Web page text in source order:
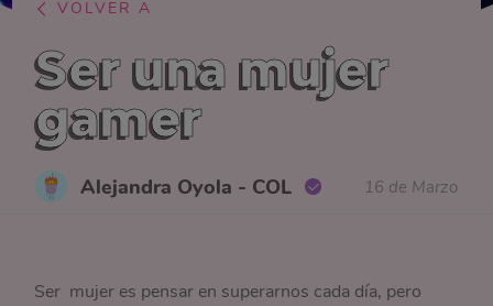
VOLVER A
Ser una mujer
gamer
Alejandra Oyola - COL 16 de Marzo
Ser mujer es pensar en superarnos cada día, pero